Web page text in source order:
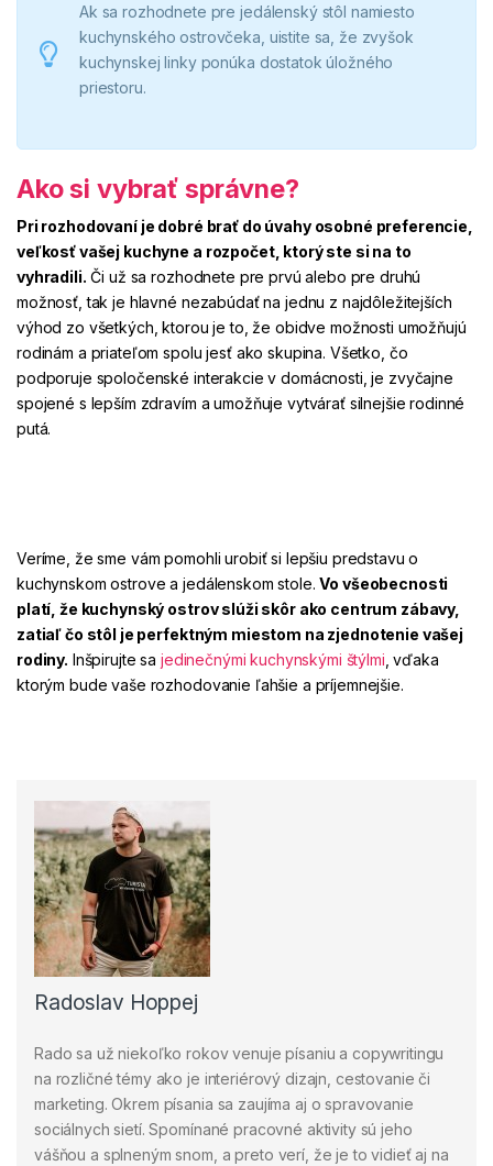
Ak sa rozhodnete pre jedálenský stôl namiesto
kuchynského ostrovčeka, uistite sa, že zvyšok
kuchynskej linky ponúka dostatok úložného
priestoru.
Ako si vybrať správne?
Pri rozhodovaní je dobré brať do úvahy osobné preferencie,
veľkosť vašej kuchyne a rozpočet, ktorý ste si na to
vyhradili. Či už sa rozhodnete pre prvú alebo pre druhú
možnosť, tak je hlavné nezabúdať na jednu z najdôležitejších
výhod zo všetkých, ktorou je to, že obidve možnosti umožňujú
rodinám a priateľom spolu jesť ako skupina. Všetko, čo
podporuje spoločenské interakcie v domácnosti, je zvyčajne
spojené s lepším zdravím a umožňuje vytvárať silnejšie rodinné
putá.
Veríme, že sme vám pomohli urobiť si lepšiu predstavu o
kuchynskom ostrove a jedálenskom stole.Vo všeobecnosti
platí, že kuchynský ostrov slúži skôr ako centrum zábavy,
zatiaľ čo stôl je perfektným miestom na zjednotenie vašej
rodiny. Inšpirujte sa jedinečnými kuchynskými štýlmi , vďaka
ktorým bude vaše rozhodovanie ľahšie a príjemnejšie.
Radoslav Hoppej
Rado sa už niekoľko rokov venuje písaniu a copywritingu
na rozličné témy ako je interiérový dizajn, cestovanie či
marketing. Okrem písania sa zaujíma aj o spravovanie
sociálnych sietí. Spomínané pracovné aktivity sú jeho
vášňou a splneným snom, a preto verí, že je to vidieť aj na